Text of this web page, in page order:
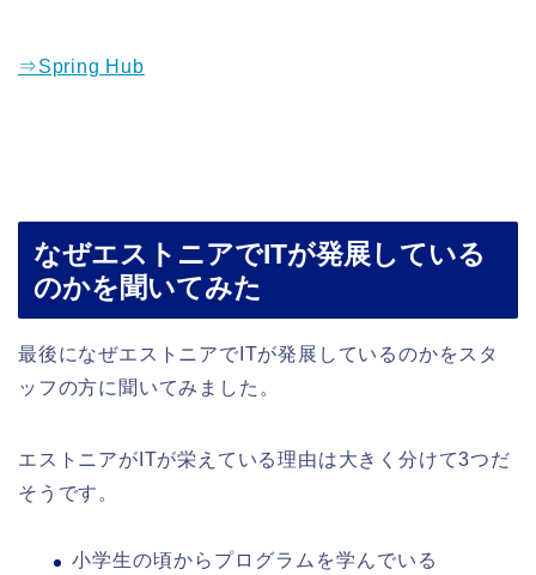
⇒Spring Hub
なぜエストニアでITが発展している
のかを聞いてみた
最後になぜエストニアでITが発展しているのかをスタ
ッフの方に聞いてみました。
エストニアがITが栄えている理由は大きく分けて3つだ
そうです。
小学生の頃からプログラムを学んでいる